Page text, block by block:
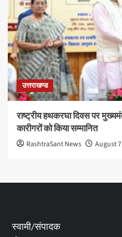
उत्तराखण्ड
राष्ट्रीय हथकरघा दिवस पर
कारीगरों को किया सम्मानित
RashtraSant News August
स्वामी/संपादक